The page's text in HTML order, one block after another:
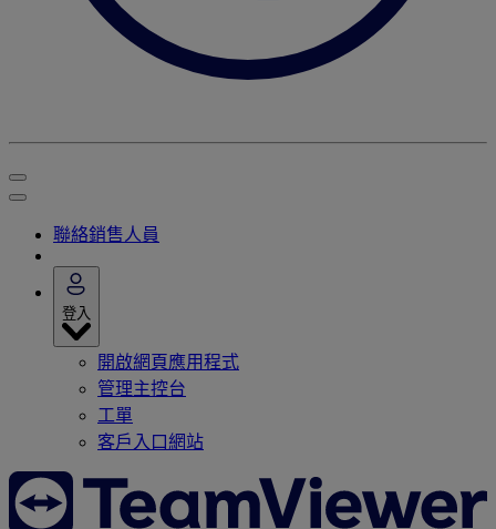
聯絡銷售人員
登入
開啟網頁應用程式
管理主控台
工單
客戶入口網站